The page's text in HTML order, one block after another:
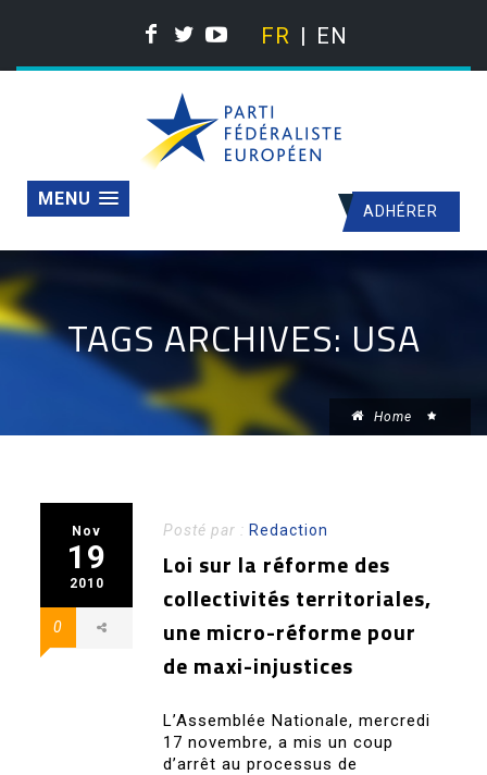
FR EN
ADHÉRER
MENU
TAGS ARCHIVES: USA
Home
Nov
19
2010
0
Posté par : Redaction
Loi sur la réforme des
collectivités territoriales,
une micro-réforme pour
de maxi-injustices
L’Assemblée Nationale, mercredi
17 novembre, a mis un coup
d’arrêt au processus de